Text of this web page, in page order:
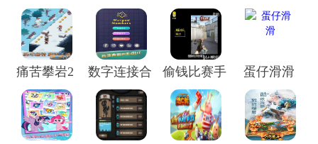
痛苦攀岩2 数字连接合并手游偷钱比赛手游 蛋仔滑滑